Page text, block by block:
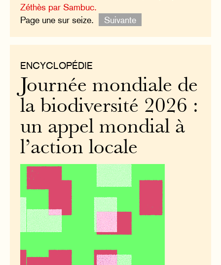
Zéthès par Sambuc.
Page une sur seize.
Suivante
ENCYCLOPÉDIE
Journée mondiale de
la biodiversité 2026 :
un appel mondial à
l’action locale